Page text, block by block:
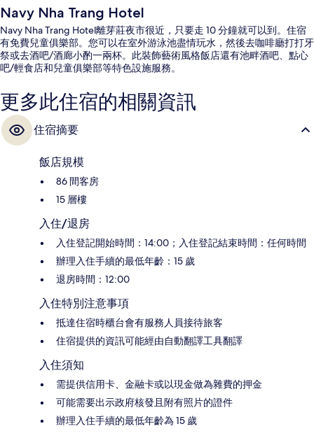
Navy Nha Trang Hotel
Navy Nha Trang Hotel離芽莊夜市很近，只要走 10 分鐘就可以到。住宿
有免費兒童俱樂部。您可以在室外游泳池盡情玩水，然後去咖啡廳打打牙
祭或去酒吧/酒廊小酌一兩杯。此裝飾藝術風格飯店還有池畔酒吧、點心
吧/輕食店和兒童俱樂部等特色設施服務。
更多此住宿的相關資訊
住宿摘要
飯店規模
86 間客房
15 層樓
入住/退房
入住登記開始時間：14:00；入住登記結束時間：任何時間
辦理入住手續的最低年齡：15 歲
退房時間：12:00
入住特別注意事項
抵達住宿時櫃台會有服務人員接待旅客
住宿提供的資訊可能經由自動翻譯工具翻譯
入住須知
需提供信用卡、金融卡或以現金做為雜費的押金
可能需要出示政府核發且附有照片的證件
辦理入住手續的最低年齡為 15 歲